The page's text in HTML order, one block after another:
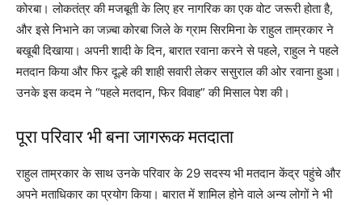
कोरबा। लोकतंत्र की मजबूती के लिए हर नागरिक का एक वोट जरूरी होता है,
और इसे निभाने का जज़्बा कोरबा जिले के ग्राम सिरमिना के राहुल ताम्रकार ने
बखूबी दिखाया। अपनी शादी के दिन, बारात रवाना करने से पहले, राहुल ने पहले
मतदान किया और फिर दूल्हे की शाही सवारी लेकर ससुराल की ओर रवाना हुआ।
उनके इस कदम ने “पहले मतदान, फिर विवाह” की मिसाल पेश की।
पूरा परिवार भी बना जागरूक मतदाता
राहुल ताम्रकार के साथ उनके परिवार के 29 सदस्य भी मतदान केंद्र पहुंचे और
अपने मताधिकार का प्रयोग किया। बारात में शामिल होने वाले अन्य लोगों ने भी